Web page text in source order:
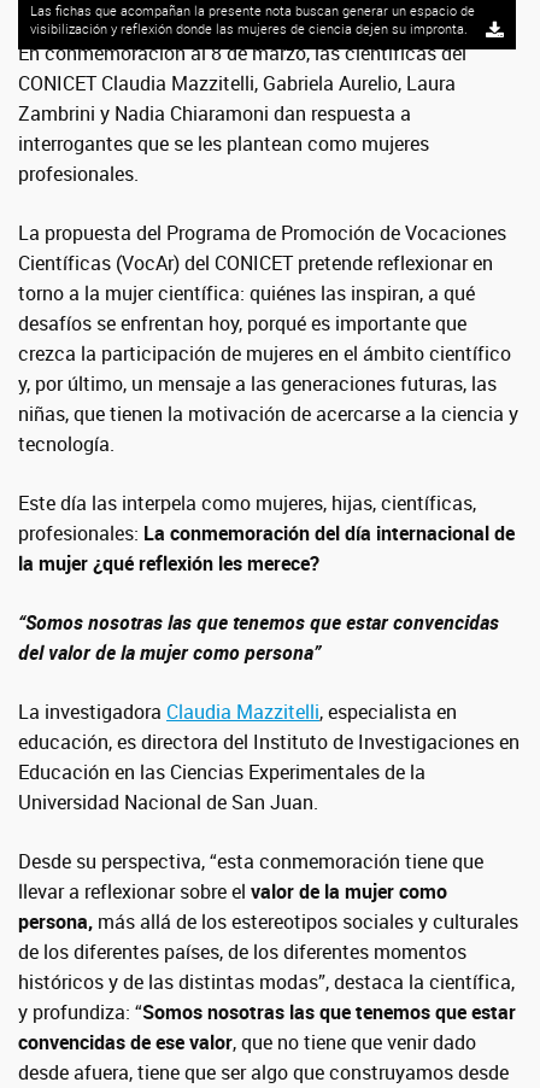
Las fichas que acompañan la presente nota buscan generar un espacio de
visibilización y reflexión donde las mujeres de ciencia dejen su impronta.
En conmemoración al 8 de marzo, las científicas del
CONICET Claudia Mazzitelli, Gabriela Aurelio, Laura
Zambrini y Nadia Chiaramoni dan respuesta a
interrogantes que se les plantean como mujeres
profesionales.
La propuesta del Programa de Promoción de Vocaciones
Científicas (VocAr) del CONICET pretende reflexionar en
torno a la mujer científica: quiénes las inspiran, a qué
desafíos se enfrentan hoy, porqué es importante que
crezca la participación de mujeres en el ámbito científico
y, por último, un mensaje a las generaciones futuras, las
niñas, que tienen la motivación de acercarse a la ciencia y
tecnología.
Este día las interpela como mujeres, hijas, científicas,
profesionales: La conmemoración del día internacional de
la mujer ¿qué reflexión les merece?
“Somos nosotras las que tenemos que estar convencidas
del valor de la mujer como persona”
La investigadora Claudia Mazzitelli, especialista en
educación, es directora del Instituto de Investigaciones en
Educación en las Ciencias Experimentales de la
Universidad Nacional de San Juan.
Desde su perspectiva, “esta conmemoración tiene que
llevar a reflexionar sobre el valor de la mujer como
persona, más allá de los estereotipos sociales y culturales
de los diferentes países, de los diferentes momentos
históricos y de las distintas modas”, destaca la científica,
y profundiza: “Somos nosotras las que tenemos que estar
convencidas de ese valor, que no tiene que venir dado
desde afuera, tiene que ser algo que construyamos desde